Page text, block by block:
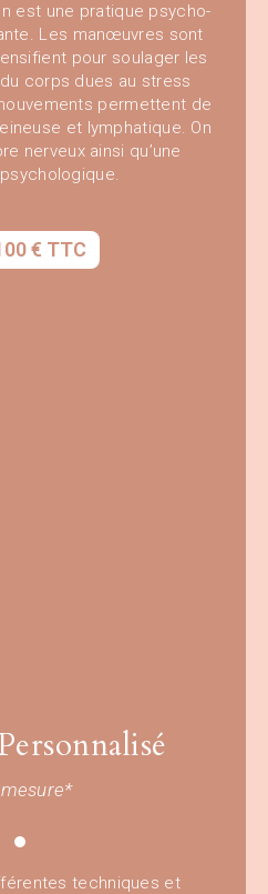
est une pratique psycho-
Les manœuvres sont
pour soulager les
corps dues au stress
permettent de
et lymphatique. On
nerveux ainsi qu’une
€ TTC
techniques et